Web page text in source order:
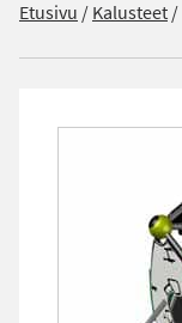
Etusivu /Kalusteet/